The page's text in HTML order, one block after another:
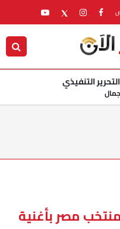
التنفيذي
مصر بأغنية